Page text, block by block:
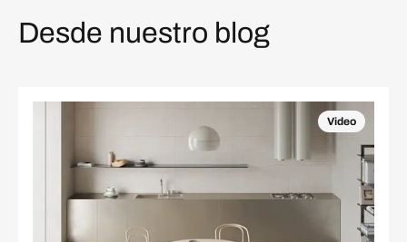
Desde nuestro blog
Video